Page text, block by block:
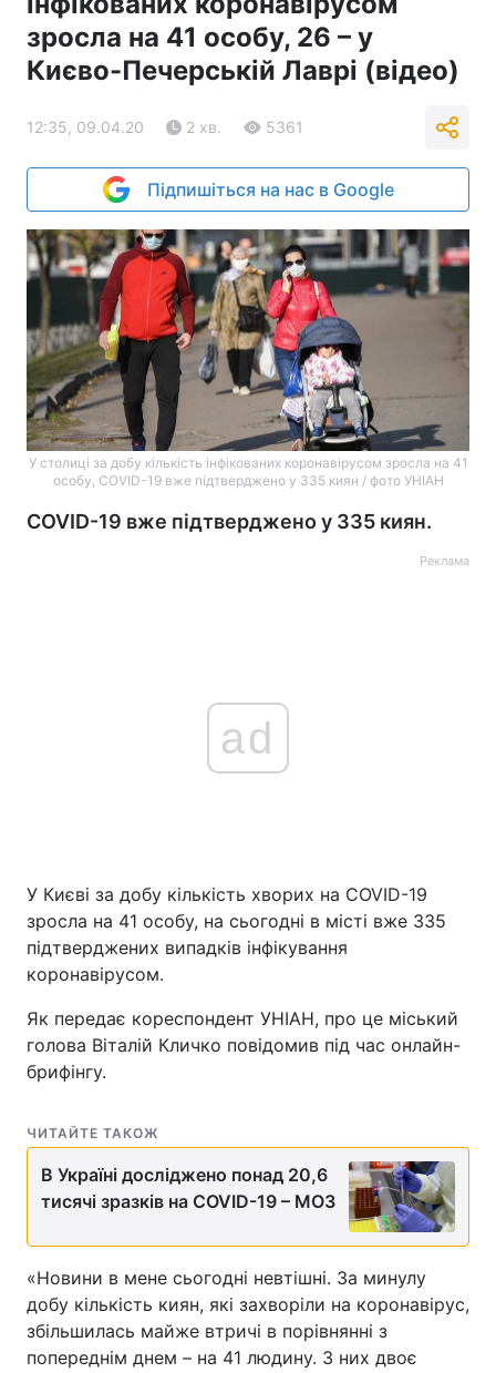
зросла на 41 особу, 26 – у
Києво-Печерській Лаврі (відео)
12:35, 09.04.20 2 хв. 5361
Підпишіться на нас в Google
У столиці за добу кількість інфікованих коронавірусом зросла на 41
особу, COVID-19 вже підтверджено у 335 киян / фото УНІАН
COVID-19 вже підтверджено у 335 киян.
Реклама
ad
У Києві за добу кількість хворих на COVID-19
зросла на 41 особу, на сьогодні в місті вже 335
підтверджених випадків інфікування
коронавірусом.
Як передає кореспондент УНІАН, про це міський
голова Віталій Кличко повідомив під час онлайн-
брифінгу.
ЧИТАЙТЕ ТАКОЖ
В Україні досліджено понад 20,6
тисячі зразків на COVID-19 – МОЗ
«Новини в мене сьогодні невтішні. За минулу
добу кількість киян, які захворіли на коронавірус,
збільшилась майже втричі в порівнянні з
попереднім днем – на 41 людину. З них двоє